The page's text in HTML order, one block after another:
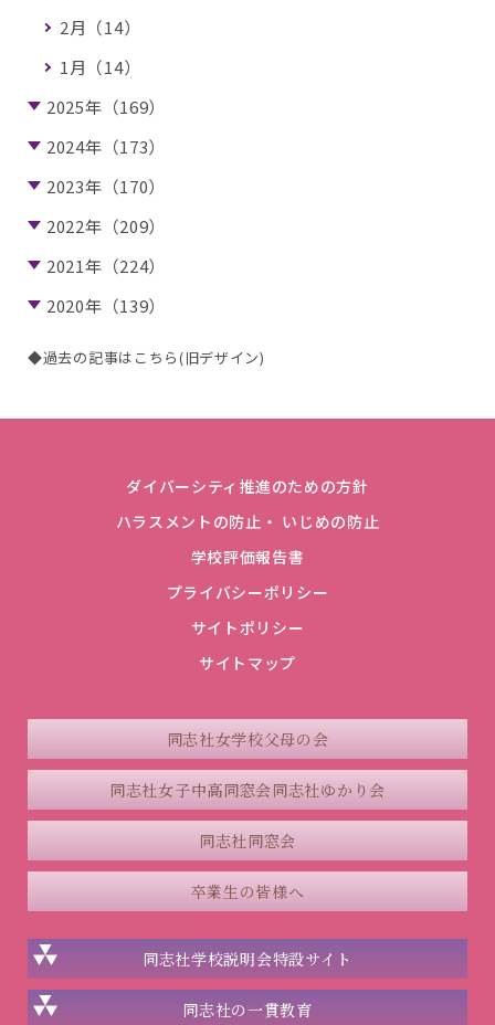
2月（14）
1月（14）
2025年（169）
2024年（173）
2023年（170）
2022年（209）
2021年（224）
2020年（139）
◆過去の記事はこちら(旧デザイン)
ダイバーシティ推進のための方針
ハラスメントの防止・ いじめの防止
学校評価報告書
プライバシーポリシー
サイトポリシー
サイトマップ
同志社女学校父母の会
同志社女子中高同窓会同志社ゆかり会
同志社同窓会
卒業生の皆様へ
同志社学校説明会特設サイト
同志社の一貫教育